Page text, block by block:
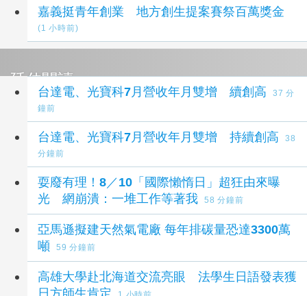
嘉義挺青年創業 地方創生提案賽祭百萬獎金
(1 小時前)
延伸閱讀
台達電、光寶科7月營收年月雙增 續創高
37 分
鐘前
台達電、光寶科7月營收年月雙增 持續創高
38
分鐘前
耍廢有理！8／10「國際懶惰日」超狂由來曝
光 網崩潰：一堆工作等著我
58 分鐘前
亞馬遜擬建天然氣電廠 每年排碳量恐達3300萬
噸
59 分鐘前
高雄大學赴北海道交流亮眼 法學生日語發表獲
日方師生肯定